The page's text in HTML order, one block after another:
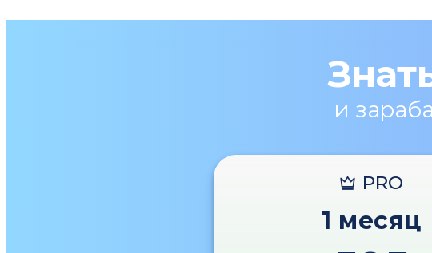
и
PRO
1 месяц